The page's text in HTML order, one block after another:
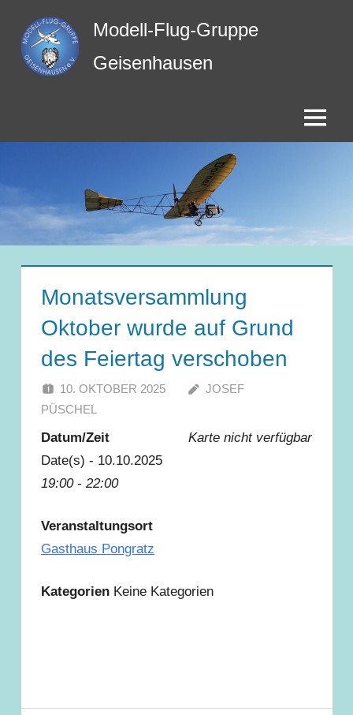
Inhalt
springen
Modell-Flug-Gruppe
Geisenhausen
Menü
Monatsversammlung
Oktober wurde auf Grund
des Feiertag verschoben
10. OKTOBER 2025
JOSEF
PÜSCHEL
Karte nicht verfügbar
Datum/Zeit
Date(s) - 10.10.2025
19:00 - 22:00
Veranstaltungsort
Gasthaus Pongratz
Kategorien Keine Kategorien